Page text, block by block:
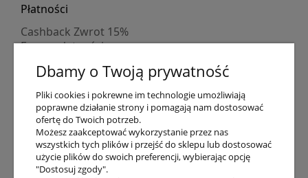
Płatności
Cashback Zwrot 15%
Formy płatności
Numer konta
PayPo kupujesz, nie płacisz
Progi rabatowe
Promocje
Dostawa
Dbamy o Twoją prywatność
Pliki cookies i pokrewne im technologie umożliwiają
poprawne działanie strony i pomagają nam dostosować
ofertę do Twoich potrzeb.
Możesz zaakceptować wykorzystanie przez nas
wszystkich tych plików i przejść do sklepu lub dostosować
użycie plików do swoich preferencji, wybierając opcję
"Dostosuj zgody".